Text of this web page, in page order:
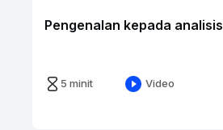
Pengenalan kepada analisis
5 minit Video